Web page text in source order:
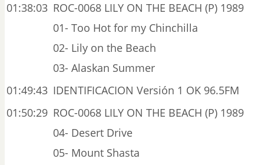
01:38:03 ROC-0068 LILY ON THE BEACH (P) 1989
01- Too Hot for my Chinchilla
02- Lily on the Beach
03- Alaskan Summer
01:49:43 IDENTIFICACION Versión 1 OK 96.5FM
01:50:29 ROC-0068 LILY ON THE BEACH (P) 1989
04- Desert Drive
05- Mount Shasta